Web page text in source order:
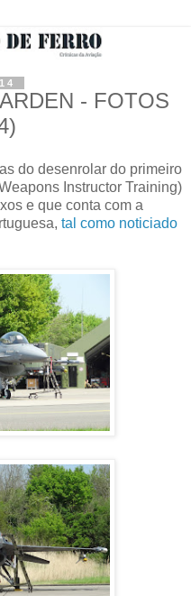
- FOTOS
do desenrolar do primeiro
Instructor Training)
e que conta com a
tal como noticiado